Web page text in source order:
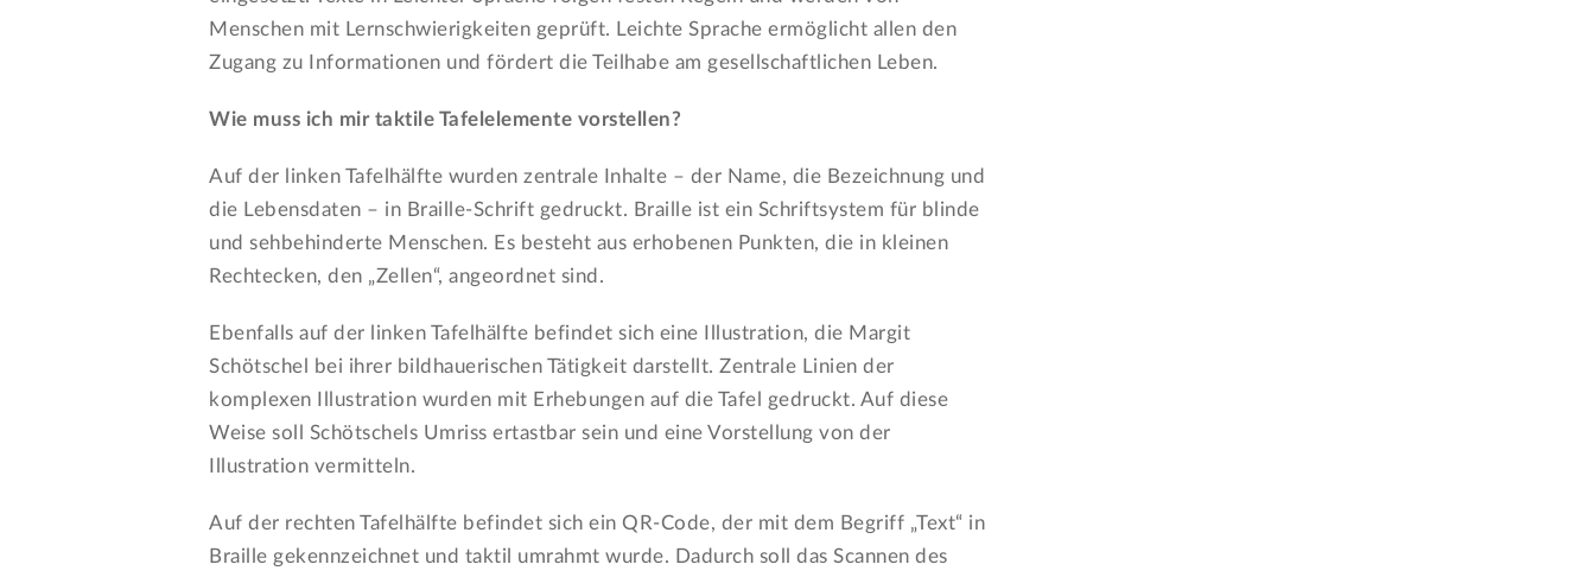
Menschen mit Lernschwierigkeiten geprüft. Leichte Sprache ermöglicht allen den
Zugang zu Informationen und fördert die Teilhabe am gesellschaftlichen Leben.
Wie muss ich mir taktile Tafelelemente vorstellen?
Auf der linken Tafelhälfte wurden zentrale Inhalte – der Name, die Bezeichnung und
die Lebensdaten – in Braille-Schrift gedruckt. Braille ist ein Schriftsystem für blinde
und sehbehinderte Menschen. Es besteht aus erhobenen Punkten, die in kleinen
Rechtecken, den „Zellen“, angeordnet sind.
Ebenfalls auf der linken Tafelhälfte befindet sich eine Illustration, die Margit
Schötschel bei ihrer bildhauerischen Tätigkeit darstellt. Zentrale Linien der
komplexen Illustration wurden mit Erhebungen auf die Tafel gedruckt. Auf diese
Weise soll Schötschels Umriss ertastbar sein und eine Vorstellung von der
Illustration vermitteln.
Auf der rechten Tafelhälfte befindet sich ein QR-Code, der mit dem Begriff „Text“ in
Braille gekennzeichnet und taktil umrahmt wurde. Dadurch soll das Scannen des